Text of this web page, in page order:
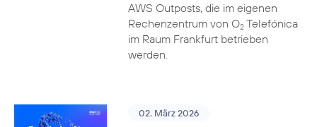
AWS Outposts, die im eigenen
Rechenzentrum von O2Telefónica
im Raum Frankfurt betrieben
werden.
02. März 2026